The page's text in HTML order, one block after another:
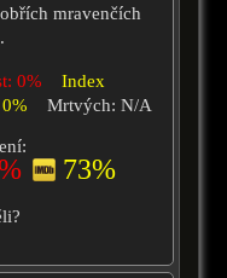
mravenčích
0%
Index
Mrtvých: N/A
73%